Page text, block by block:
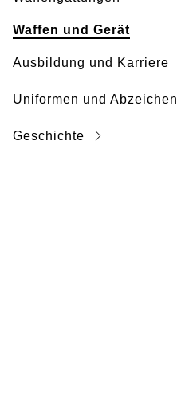
Waffen und Gerät
Ausbildung und Karriere
Uniformen und Abzeichen
Geschichte